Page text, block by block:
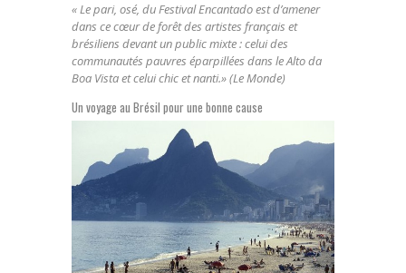
« Le pari, osé, du Festival Encantado est d’amener
dans ce cœur de forêt des artistes français et
brésiliens devant un public mixte : celui des
communautés pauvres éparpillées dans le Alto da
Boa Vista et celui chic et nanti.» (Le Monde)
Un voyage au Brésil pour une bonne cause